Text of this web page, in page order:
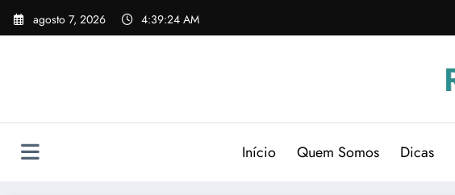
Pular
para
agosto 7, 2026 4:39:25 AM
Início Quem Somos Dicas